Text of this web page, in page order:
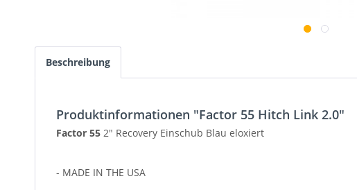
Beschreibung
Produktinformationen "Factor 55 Hitch Link 2.0"
Factor 55 2" Recovery Einschub Blau eloxiert
- MADE IN THE USA